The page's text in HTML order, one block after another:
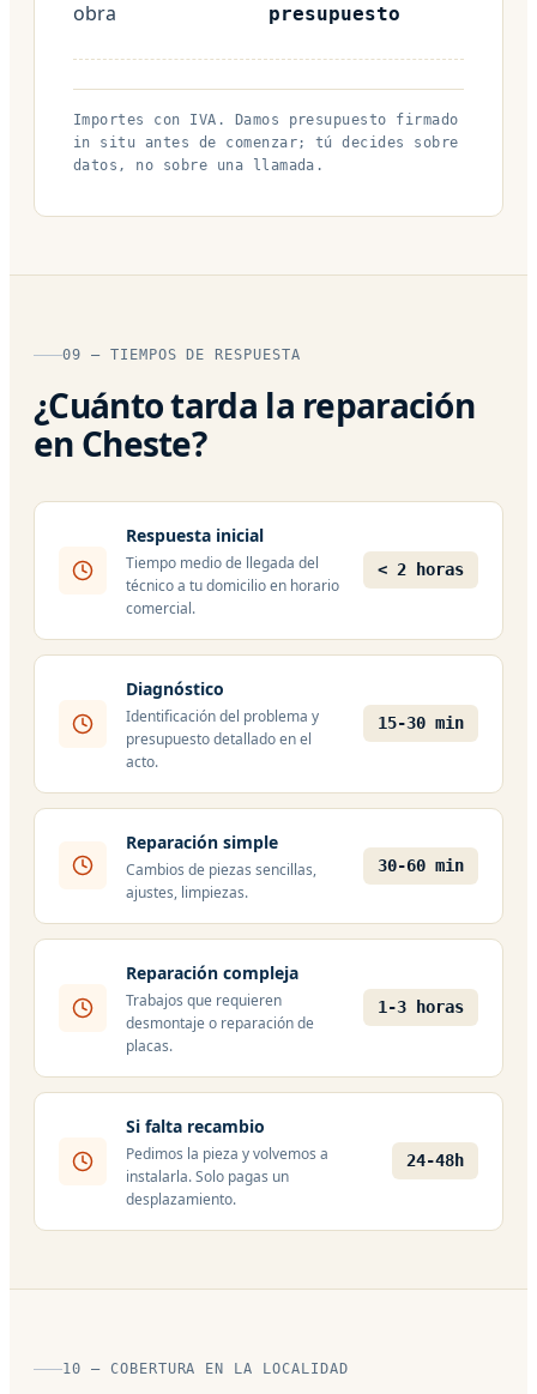
obra presupuesto
Importes con IVA. Damos presupuesto firmado
in situ antes de comenzar; tú decides sobre
datos, no sobre una llamada.
09 — TIEMPOS DE RESPUESTA
¿Cuánto tarda la reparación
en Cheste?
Respuesta inicial
Tiempo medio de llegada del
técnico a tu domicilio en horario
comercial.
< 2 horas
Diagnóstico
Identificación del problema y
presupuesto detallado en el
acto.
15-30 min
Reparación simple
Cambios de piezas sencillas,
ajustes, limpiezas.
30-60 min
Reparación compleja
Trabajos que requieren
desmontaje o reparación de
placas.
1-3 horas
Si falta recambio
Pedimos la pieza y volvemos a
instalarla. Solo pagas un
desplazamiento.
24-48h
10 — COBERTURA EN LA LOCALIDAD